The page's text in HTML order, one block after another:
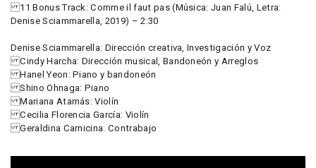
11 Bonus Track: Comme il faut pas (Música: Juan Falú, Letra:
Denise Sciammarella, 2019) – 2:30
Denise Sciammarella: Dirección creativa, Investigación y Voz
Cindy Harcha: Dirección musical, Bandoneón y Arreglos
Hanel Yeon: Piano y bandoneón
Shino Ohnaga: Piano
Mariana Atamás: Violín
Cecilia Florencia García: Violín
Geraldina Carnicina: Contrabajo